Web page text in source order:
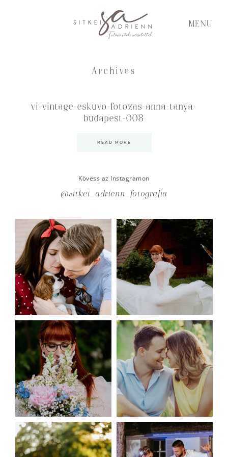
MENU
Archives
vi-vintage-eskuvo-fotozas-anna-tanya-
budapest-008
READ MORE
Kövess az Instagramon
@sitkei_adrienn_fotografia